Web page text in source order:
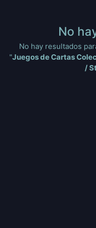
No
No hay resultados
"Juegos de Cartas
/